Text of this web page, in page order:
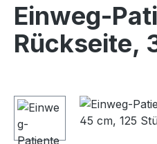
Einweg-
Rückseite,
Bildergalerie überspringen